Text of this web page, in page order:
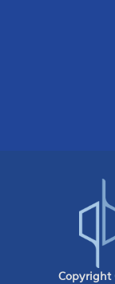
Copyright ©